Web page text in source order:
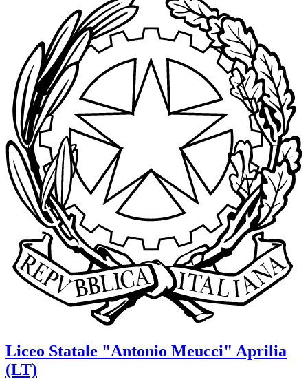
Liceo Statale "Antonio Meucci" Aprilia
(LT)